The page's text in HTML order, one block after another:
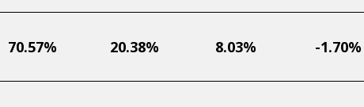
-1.70%
8.03%
20.38%
70.57%